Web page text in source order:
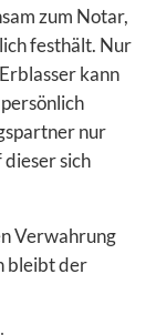
zum Notar,
festhält. Nur
kann
nur
sich
Verwahrung
bleibt der